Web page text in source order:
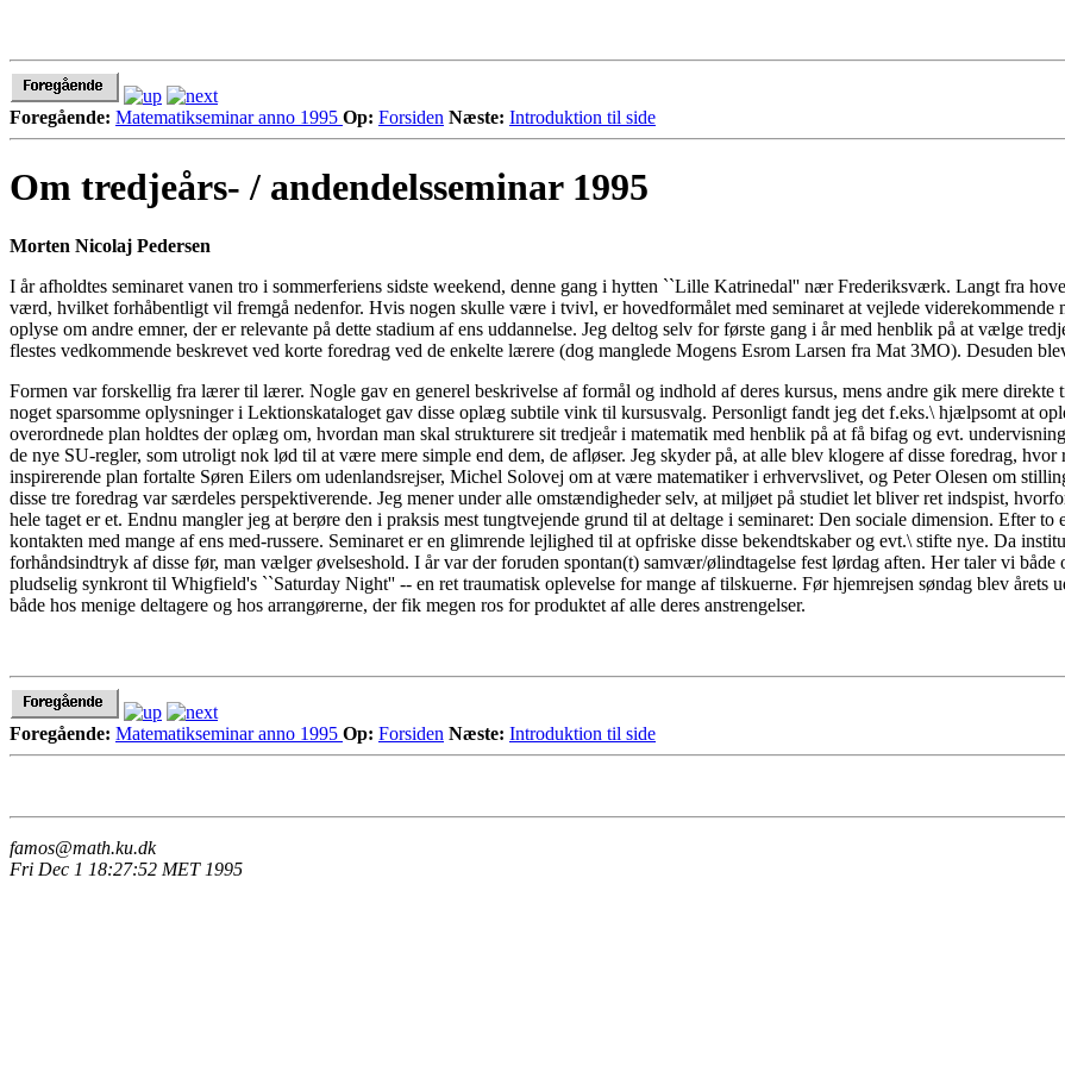
Foregående: Matematikseminar anno 1995 Op: Forsiden Næste: Introduktion til side
Om tredjeårs- / andendelsseminar 1995
Morten Nicolaj Pedersen
I år afholdtes seminaret vanen tro i sommerferiens sidste weekend, denne gang i hytten ``Lille Katrinedal'' nær Frederiksværk. Langt fra
værd, hvilket forhåbentligt vil fremgå nedenfor. Hvis nogen skulle være i tvivl, er hovedformålet med seminaret at vejlede viderekommende
oplyse om andre emner, der er relevante på dette stadium af ens uddannelse. Jeg deltog selv for første gang i år med henblik på at vælge
flestes vedkommende beskrevet ved korte foredrag ved de enkelte lærere (dog manglede Mogens Esrom Larsen fra Mat 3MO). Desuden
Formen var forskellig fra lærer til lærer. Nogle gav en generel beskrivelse af formål og indhold af deres kursus, mens andre gik mere
noget sparsomme oplysninger i Lektionskataloget gav disse oplæg subtile vink til kursusvalg. Personligt fandt jeg det f.eks.\ hjælpsomt at
overordnede plan holdtes der oplæg om, hvordan man skal strukturere sit tredjeår i matematik med henblik på at få bifag og evt.
de nye SU-regler, som utroligt nok lød til at være mere simple end dem, de afløser. Jeg skyder på, at alle blev klogere af disse foredrag,
inspirerende plan fortalte Søren Eilers om udenlandsrejser, Michel Solovej om at være matematiker i erhvervslivet, og Peter Olesen om
disse tre foredrag var særdeles perspektiverende. Jeg mener under alle omstændigheder selv, at miljøet på studiet let bliver ret indspist,
hele taget er et. Endnu mangler jeg at berøre den i praksis mest tungtvejende grund til at deltage i seminaret: Den sociale dimension. Efter
kontakten med mange af ens med-russere. Seminaret er en glimrende lejlighed til at opfriske disse bekendtskaber og evt.\ stifte nye. Da
forhåndsindtryk af disse før, man vælger øvelseshold. I år var der foruden spontan(t) samvær/ølindtagelse fest lørdag aften. Her taler vi både
pludselig synkront til Whigfield's ``Saturday Night'' -- en ret traumatisk oplevelse for mange af tilskuerne. Før hjemrejsen søndag blev årets
både hos menige deltagere og hos arrangørerne, der fik megen ros for produktet af alle deres anstrengelser.
Foregående: Matematikseminar anno 1995 Op: Forsiden Næste: Introduktion til side
famos@math.ku.dk
Fri Dec 1 18:27:52 MET 1995